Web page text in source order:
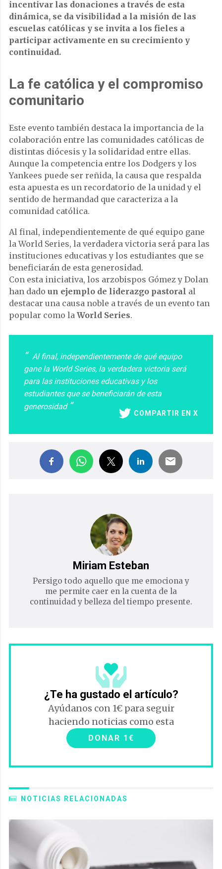
incentivar las donaciones a través de esta
dinámica, se da visibilidad a la misión de las
escuelas católicas y se invita a los fieles a
participar activamente en su crecimiento y
continuidad.
La fe católica y el compromiso
comunitario
Este evento también destaca la importancia de la
colaboración entre las comunidades católicas de
distintas diócesis y la solidaridad entre ellas.
Aunque la competencia entre los Dodgers y los
Yankees puede ser reñida, la causa que respalda
esta apuesta es un recordatorio de la unidad y el
sentido de hermandad que caracteriza a la
comunidad católica.
Al final, independientemente de qué equipo gane
la World Series, la verdadera victoria será para las
instituciones educativas y los estudiantes que se
beneficiarán de esta generosidad.
Con esta iniciativa, los arzobispos Gómez y Dolan
han dado un ejemplo de liderazgo pastoral al
destacar una causa noble a través de un evento tan
popular como la World Series.
Al final, independientemente de qué equipo
gane la World Series, la verdadera victoria será
para las instituciones educativas y los
estudiantes que se beneficiarán de esta
generosidad
COMPARTIR EN X
Miriam Esteban
Persigo todo aquello que me emociona y
me permite caer en la cuenta de la
continuidad y belleza del tiempo presente.
¿Te ha gustado el artículo?
Ayúdanos con 1€ para seguir
haciendo noticias como esta
DONAR 1€
NOTICIAS RELACIONADAS